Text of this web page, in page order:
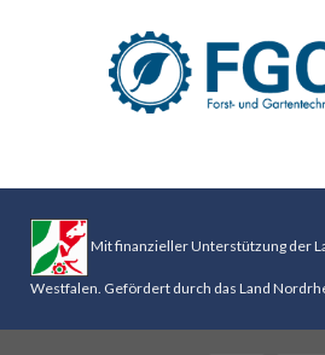
Mit finanzieller Unterstützung der
Westfalen. Gefördert durch das Land